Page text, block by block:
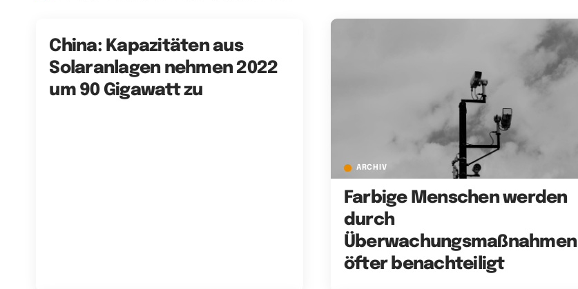
China: Kapazitäten aus
Solaranlagen nehmen 2022
um 90 Gigawatt zu
ARCHIV
Farbige Menschen werden
durch
Überwachungsmaßnahmen
öfter benachteiligt